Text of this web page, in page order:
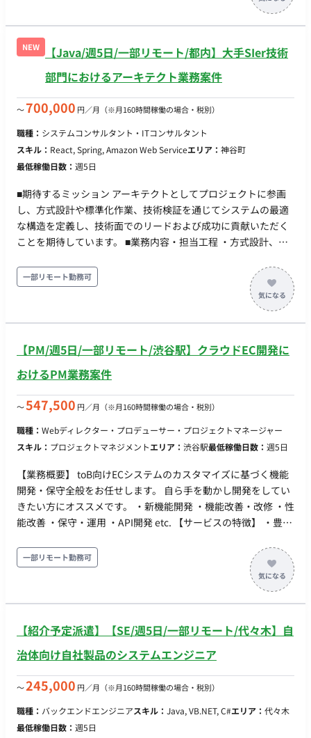
などを使って仮説を検証、エンジニアやPdM、セールス、CSな
ど全てのメンバーが一丸となり、「価値あるものを正しく」創
っていく文化を大事にしています。 ■具体的な業務内容 ・求荷
求車（既存）サービスの追加機能開発サービス ・求荷求車（既
存）サービスへの継続的な保守運用 ■業務の流れ アジャイルに
発環境 言語：Kotlin, JavaScript, フレームワーク等：Spring
Terraform クラウドサービス： AWS(EC2, SQS, SNS, RDS等) 監
視： Datadog 開発環境： Mac, GitHub, JIRA, Jenkins, Slack,
IntelliJ IDEA ■案件の魅力（会社について・サービスについて）
くことができます ・エンジニアだけでなく、プロダクト責任者
やデザイナーとも密にコミュニケーションを取りながら開発を
進められます ■働き方 ・10:00~19:00を基本としつつ、フレッ
クス ・週5日稼働(月～金曜日) ・週3日出社、週2日リモートの
ハイブリッド勤務、出社曜日に指定はなし ・PC貸与
NEW
【Java/週5日/一部リモート/都内】大手SIer技術
部門におけるアーキテクト業務案件
〜700,000 円／月 （※月160時間稼働の場合・税別）
職種： システムコンサルタント・ITコンサルタント
スキル： React, Spring, Amazon Web Serviceエリア： 神谷町
最低稼働日数： 週5日
■期待するミッション アーキテクトとしてプロジェクトに参画
し、方式設計や標準化作業、技術検証を通じてシステムの最適
な構造を定義し、技術面でのリードおよび成功に貢献いただく
ことを期待しています。 ■業務内容・担当工程 ・方式設計、標
面でのリード ・各プロジェクト（航空会社向け予約管理システ
ム、運送会社向けDX、複合機メーカー業務システム等）におけ
る技術課題の解決 ・担当工程：要件定義、設計、実装、テスト
■開発環境 ・プログラミング：Java, TypeScript ・FW：React,
モート稼働：一部リモート ※打合せ時等に顧客先や大手
Sier（神谷町）に出社の可能性有り。完全リモート不可。案件
一部リモート勤務可
【PM/週5日/一部リモート/渋谷駅】クラウドEC開発に
おけるPM業務案件
〜547,500 円／月 （※月160時間稼働の場合・税別）
職種： Webディレクター・プロデューサー・プロジェクトマネージャー
スキル： プロジェクトマネジメントエリア： 渋谷駅最低稼働日数： 週5日
【業務概要】 toB向けECシステムのカスタマイズに基づく機能
開発・保守全般をお任せします。 自ら手を動かし開発をしてい
きたい方にオススメです。 ・新機能開発 ・機能改善・改修 ・性
能改善 ・保守・運用 ・API開発 etc. 【サービスの特徴】 ・豊富
トを横断したデータ共有・分離が可能 ・マルチサイトにも対応
【就業形態について】 週2日の勤務を原則お願いしておりま
す。 メンバーに関してもチームによって出社日を合わせている
可能性もあるため、 オフラインでのコミュニケーションも取り
ップクラスのECを運用しております。 業務委託者でも社員食
堂・社員カフェの無料利用できます！ 現在、複数プロジェクト
トされれば長く開発に従事いただける現場となっております。
Linux（CentOS） ・DB：MySQL ・クラウド：AWS ・コミュニ
ケーションツール：Slack・ZOOM・Teams・Google meet ・ソ
一部リモート勤務可
【紹介予定派遣】【SE/週5日/一部リモート/代々木】自
治体向け自社製品のシステムエンジニア
〜245,000 円／月 （※月160時間稼働の場合・税別）
職種： バックエンドエンジニアスキル： Java, VB.NET, C#エリア： 代々木
最低稼働日数： 週5日